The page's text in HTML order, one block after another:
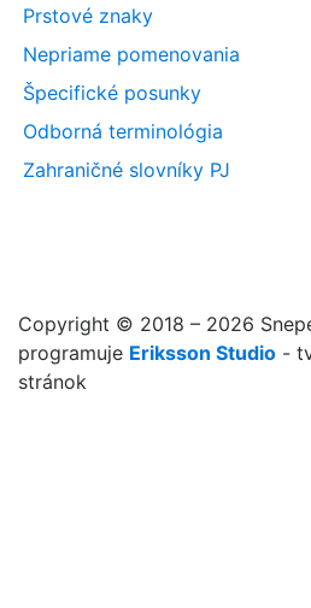
Prstové znaky
Nepriame pomenovania
Špecifické posunky
Odborná terminológia
Zahraničné slovníky PJ
Copyright © 2018 – 2026
programuje Eriksson Studio -
stránok